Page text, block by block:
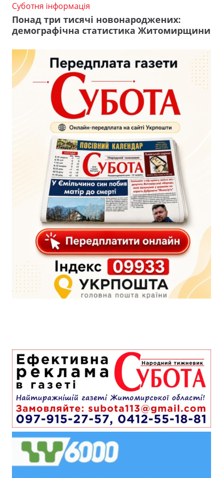
Суботня інформація
Понад три тисячі новонароджених:
демографічна статистика Житомирщини